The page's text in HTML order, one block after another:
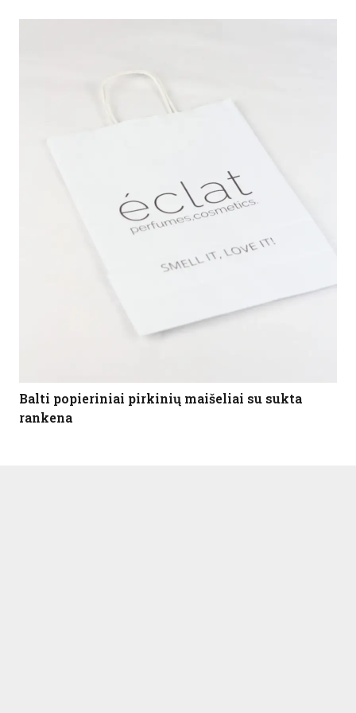
Balti popieriniai pirkinių maišeliai su sukta
rankena